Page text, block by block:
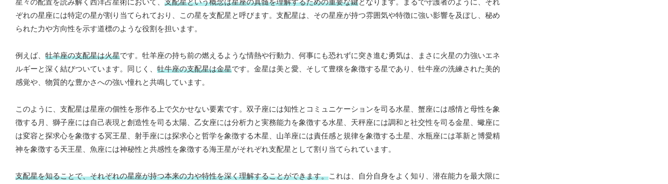
ぞれの星座には特定の星が割り当てられており、この星を支配星と呼びます。支配星は、その星座が持つ雰囲気や特徴に強い影響を及ぼし、秘め
られた力や方向性を示す道標のような役割を担います。
例えば、 牡羊座の支配星は火星です。牡羊座の持ち前の燃えるような情熱や行動力、何事にも恐れずに突き進む勇気は、まさに火星の力強いエネ
ルギーと深く結びついています。同じく、 牡牛座の支配星は金星です。金星は美と愛、そして豊穣を象徴する星であり、牡牛座の洗練された美的
感覚や、物質的な豊かさへの強い憧れと共鳴しています。
このように、支配星は星座の個性を形作る上で欠かせない要素です。双子座には知性とコミュニケーションを司る水星、蟹座には感情と母性を象
徴する月、獅子座には自己表現と創造性を司る太陽、乙女座には分析力と実務能力を象徴する水星、天秤座には調和と社交性を司る金星、蠍座に
は変容と探求心を象徴する冥王星、射手座には探求心と哲学を象徴する木星、山羊座には責任感と規律を象徴する土星、水瓶座には革新と博愛精
神を象徴する天王星、魚座には神秘性と共感性を象徴する海王星がそれぞれ支配星として割り当てられています。
支配星を知ることで、それぞれの星座が持つ本来の力や特性を深く理解することができます。これは、自分自身をよく知り、潜在能力を最大限に